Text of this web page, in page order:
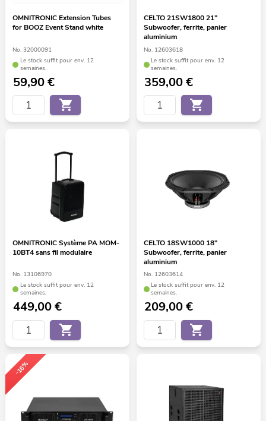
OMNITRONIC Extension Tubes
for BOOZ Event Stand white
No. 32000091
Le stock suffit pour env. 12
semaines.
59,90€
CELTO 21SW1800 21"
Subwoofer, ferrite, panier
aluminium
No. 12603618
Le stock suffit pour env. 12
semaines.
359,00€
OMNITRONIC Système PA MOM-
10BT4 sans fil modulaire
No. 13106970
Le stock suffit pour env. 12
semaines.
449,00€
CELTO 18SW1000 18"
Subwoofer, ferrite, panier
aluminium
No. 12603614
Le stock suffit pour env. 12
semaines.
209,00€
-16%